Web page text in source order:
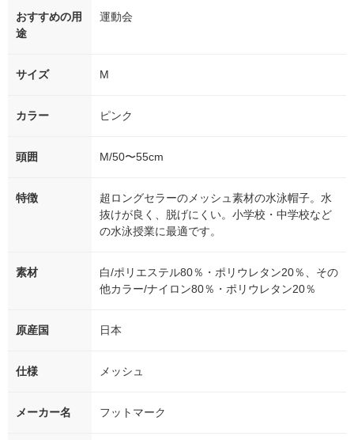
おすすめの用
途
運動会
サイズ M
カラー ピンク
頭囲 M/50〜55cm
特徴
超ロングセラーのメッシュ素材の水泳帽子。水
抜けが良く、脱げにくい。小学校・中学校など
の水泳授業に最適です。
素材
白/ポリエステル80％・ポリウレタン20％、その
他カラー/ナイロン80％・ポリウレタン20％
原産国 日本
仕様 メッシュ
メーカー名 フットマーク